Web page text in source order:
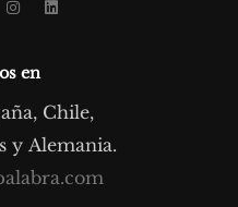
en
Chile,
y Alemania.